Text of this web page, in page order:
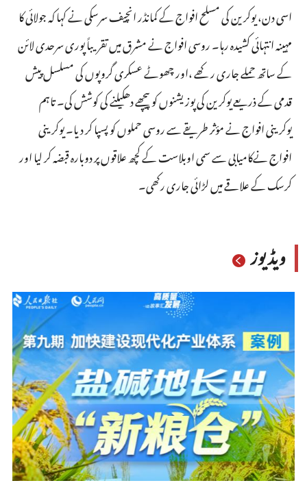
اسی دن، یوکرین کی مسلح افواج کے کمانڈر انچیف سرسکی نے کہا کہ جولائی کا
مہینہ انتہائی کشیدہ رہا۔ روسی افواج نے مشرق میں تقریباً پوری سرحدی لائن
کے ساتھ حملے جاری رکھے ،اور چھوٹے عسکری گروپوں کی مسلسل پیش
قدمی کے ذریعے یوکرین کی پوزیشنوں کو پیچھے دھکیلنے کی کوشش کی۔ تاہم
یوکرینی افواج نے مؤثر طریقے سے روسی حملوں کو پسپا کر دیا۔ یوکرینی
افواج نےکامیابی سے سمی اوبلاست کے کچھ علاقوں پر دوبارہ قبضہ کر لیا اور
کرسک کے علاقے میں لڑائی جاری رکھی۔
ویڈیوز